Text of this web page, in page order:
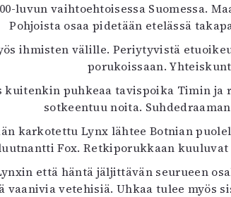
Näyttelyt
Musiikki
Levyt
Kuvataide
In English
Esitystaide
Arkisto
luvun vaihtoehtoisessa Suomessa.
Pohjoista osaa pidetään etelässä
ihmisten välille. Periytyvistä
porukoissaan.
kuitenkin puhkeaa tavispoika Timin
sotkeentuu noita.
karkotettu Lynx lähtee Botnian
Fox. Retkiporukkaan
että häntä jäljittävän seurueen
vaanivia vetehisiä. Uhkaa tulee myös